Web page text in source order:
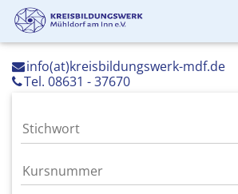
info(at)kreisbildungswerk-mdf.de
Tel. 08631 - 37670